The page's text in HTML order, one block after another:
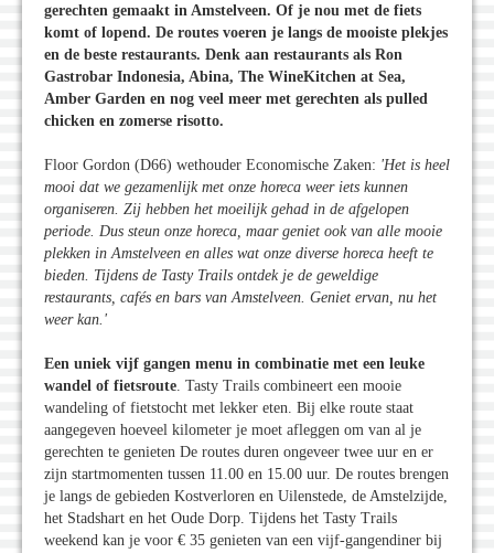
gerechten gemaakt in Amstelveen. Of je nou met de fiets
komt of lopend. De routes voeren je langs de mooiste plekjes
en de beste restaurants. Denk aan restaurants als Ron
Gastrobar Indonesia, Abina, The WineKitchen at Sea,
Amber Garden en nog veel meer met gerechten als pulled
chicken en zomerse risotto.
Floor Gordon (D66) wethouder Economische Zaken: 'Het is heel
mooi dat we gezamenlijk met onze horeca weer iets kunnen
organiseren. Zij hebben het moeilijk gehad in de afgelopen
periode. Dus steun onze horeca, maar geniet ook van alle mooie
plekken in Amstelveen en alles wat onze diverse horeca heeft te
bieden. Tijdens de Tasty Trails ontdek je de geweldige
restaurants, cafés en bars van Amstelveen. Geniet ervan, nu het
weer kan.'
Een uniek vijf gangen menu in combinatie met een leuke
wandel of fietsroute. Tasty Trails combineert een mooie
wandeling of fietstocht met lekker eten. Bij elke route staat
aangegeven hoeveel kilometer je moet afleggen om van al je
gerechten te genieten De routes duren ongeveer twee uur en er
zijn startmomenten tussen 11.00 en 15.00 uur. De routes brengen
je langs de gebieden Kostverloren en Uilenstede, de Amstelzijde,
het Stadshart en het Oude Dorp. Tijdens het Tasty Trails
weekend kan je voor € 35 genieten van een vijf-gangendiner bij